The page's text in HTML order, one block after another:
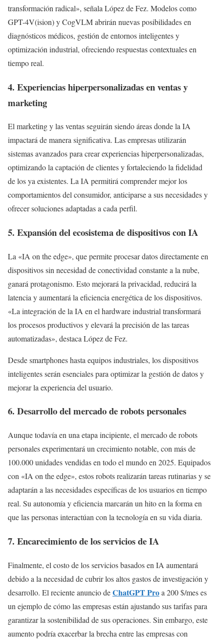
transformación radical», señala López de Fez. Modelos como
GPT-4V(ision) y CogVLM abrirán nuevas posibilidades en
diagnósticos médicos, gestión de entornos inteligentes y
optimización industrial, ofreciendo respuestas contextuales en
tiempo real.
4. Experiencias hiperpersonalizadas en ventas y
marketing
El marketing y las ventas seguirán siendo áreas donde la IA
impactará de manera significativa. Las empresas utilizarán
sistemas avanzados para crear experiencias hiperpersonalizadas,
optimizando la captación de clientes y fortaleciendo la fidelidad
de los ya existentes. La IA permitirá comprender mejor los
comportamientos del consumidor, anticiparse a sus necesidades y
ofrecer soluciones adaptadas a cada perfil.
5. Expansión del ecosistema de dispositivos con IA
La «IA on the edge», que permite procesar datos directamente en
dispositivos sin necesidad de conectividad constante a la nube,
ganará protagonismo. Esto mejorará la privacidad, reducirá la
latencia y aumentará la eficiencia energética de los dispositivos.
«La integración de la IA en el hardware industrial transformará
los procesos productivos y elevará la precisión de las tareas
automatizadas», destaca López de Fez.
Desde smartphones hasta equipos industriales, los dispositivos
inteligentes serán esenciales para optimizar la gestión de datos y
mejorar la experiencia del usuario.
6. Desarrollo del mercado de robots personales
Aunque todavía en una etapa incipiente, el mercado de robots
personales experimentará un crecimiento notable, con más de
100.000 unidades vendidas en todo el mundo en 2025. Equipados
con «IA on the edge», estos robots realizarán tareas rutinarias y se
adaptarán a las necesidades específicas de los usuarios en tiempo
real. Su autonomía y eficiencia marcarán un hito en la forma en
que las personas interactúan con la tecnología en su vida diaria.
7. Encarecimiento de los servicios de IA
Finalmente, el costo de los servicios basados en IA aumentará
debido a la necesidad de cubrir los altos gastos de investigación y
desarrollo. El reciente anuncio deChatGPT Proa 200 $/mes es
un ejemplo de cómo las empresas están ajustando sus tarifas para
garantizar la sostenibilidad de sus operaciones. Sin embargo, este
aumento podría exacerbar la brecha entre las empresas con